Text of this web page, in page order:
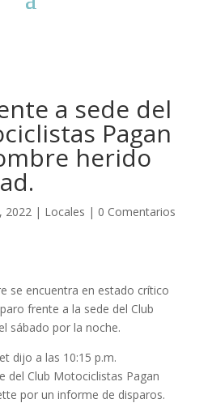
a sede del
Pagan
herido
2022| Locales | 0 Comentarios
se encuentra en estado crítico
frente a la sede del Club
sábado por la noche.
dijo a las 10:15 p.m.
del Club Motociclistas Pagan
por un informe de disparos.